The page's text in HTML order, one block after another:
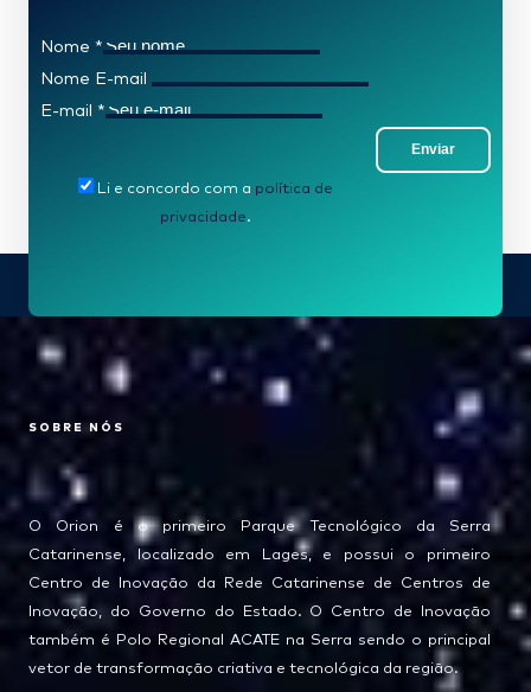
Nome *
Nome E-mail
E-mail *
Enviar
Li e concordo com a política de
privacidade.
SOBRE NÓS
O Orion é o primeiro Parque Tecnológico da Serra
Catarinense, localizado em Lages, e possui o primeiro
Centro de Inovação da Rede Catarinense de Centros de
Inovação, do Governo do Estado. O Centro de Inovação
também é Polo Regional ACATE na Serra sendo o principal
vetor de transformação criativa e tecnológica da região.